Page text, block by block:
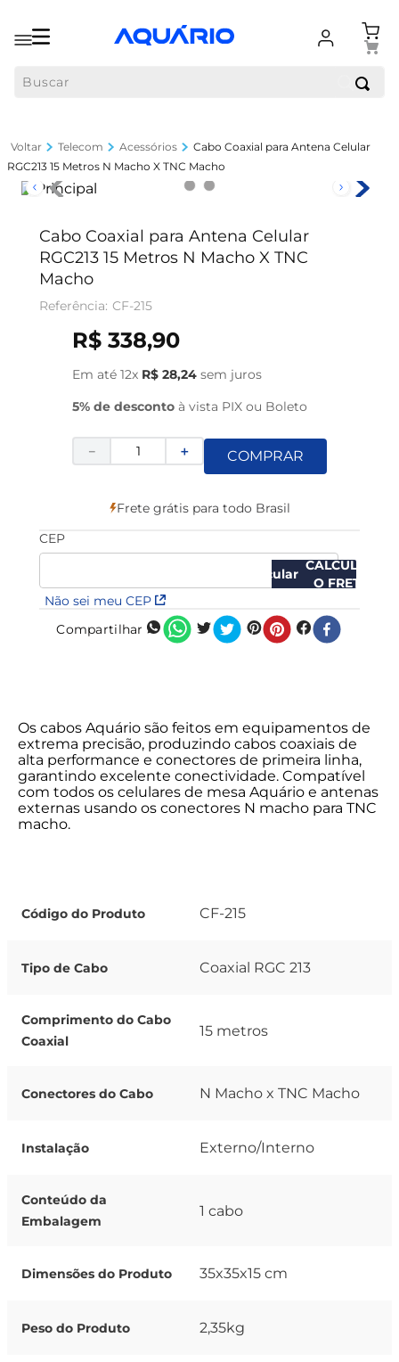
Telecom Acessórios
Cabo Coaxial para Antena Celular
RGC213 15 Metros N Macho X TNC Macho
Cabo Coaxial para Antena Celular
RGC213 15 Metros N Macho X TNC
Macho
CF-215
R$ 338,90
Em até 12x R$ 28,24 sem juros
5% de desconto à vista PIX ou Boleto
＋
－ COMPRAR
Frete grátis para todo Brasil
CEP
Não sei meu CEP
CALCULAR
O FRETE
Compartilhar
Os cabos Aquário são feitos em equipamentos de
extrema precisão, produzindo cabos coaxiais de
alta performance e conectores de primeira linha,
garantindo excelente conectividade. Compatível
com todos os celulares de mesa Aquário e antenas
externas usando os conectores N macho para TNC
macho.
Código do Produto CF-215
Tipo de Cabo Coaxial RGC 213
Comprimento do Cabo
Coaxial
15 metros
Conectores do Cabo N Macho x TNC Macho
Instalação Externo/Interno
Conteúdo da
Embalagem
1 cabo
Dimensões do Produto 35x35x15 cm
Peso do Produto 2,35kg